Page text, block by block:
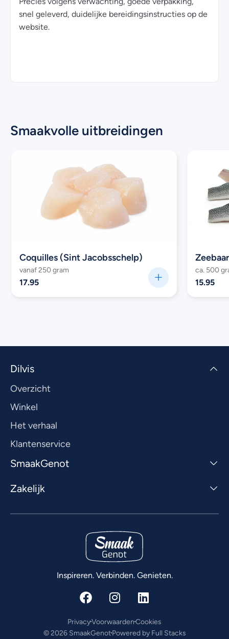
snel geleverd, duidelijke bereidingsinstructies op de
website.
Smaakvolle uitbreidingen
Coquilles (Sint Jacobsschelp)
vanaf 250 gram
17.95
ca. 500
15.95
Dilvis
Overzicht
Winkel
Het verhaal
Klantenservice
SmaakGenot
Zakelijk
Inspireren. Verbinden. Genieten.
PrivacyVoorwaarden Cookies
© 2026 SmaakGenotPowered by Full Stacks